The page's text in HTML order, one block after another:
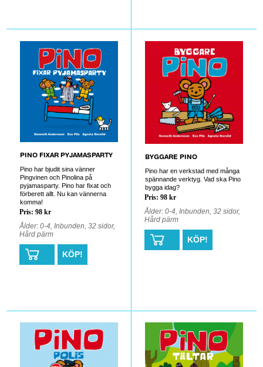
PINO FIXAR PYJAMASPARTY
Pino har bjudit sina vänner
Pingvinen och Pinolina på
pyjamasparty. Pino har fixat och
förberett allt. Nu kan vännerna
komma!
Pris: 98 kr
Ålder: 0-4, Inbunden, 32 sidor,
Hård pärm
KÖP!
BYGGARE PINO
Pino har en verkstad med många
spännande verktyg. Vad ska Pino
bygga idag?
Pris: 98 kr
Ålder: 0-4, Inbunden, 32 sidor,
Hård pärm
KÖP!